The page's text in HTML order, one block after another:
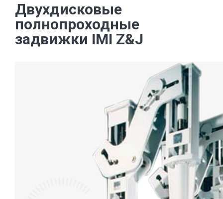
Двухдисковые
полнопроходные
задвижки IMI Z&J